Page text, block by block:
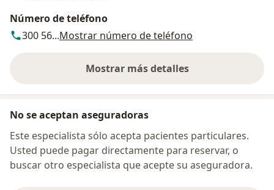
Número de teléfono
300 56...Mostrar número de teléfono
Mostrar más detalles
sobre la dirección
No se aceptan aseguradoras
Este especialista sólo acepta pacientes particulares.
Usted puede pagar directamente para reservar, o
buscar otro especialista que acepte su aseguradora.